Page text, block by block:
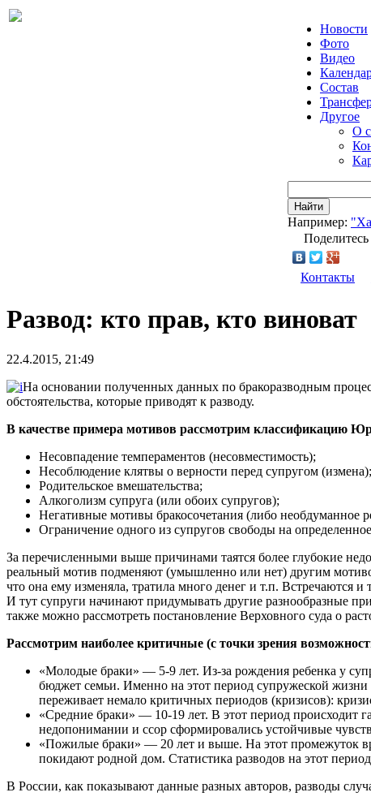
Новости
Фото
Видео
Состав
Другое
О
Найти
Например:
Контакты
Развод: кто прав, кто виноват
22.4.2015, 21:49
На основании полученных данных по бракоразводным
обстоятельства, которые приводят к разводу.
В качестве примера мотивов рассмотрим классификацию
Несовпадение темпераментов (несовместимость);
Несоблюдение клятвы о верности перед супругом (измена);
Родительское вмешательства;
Алкоголизм супруга (или обоих супругов);
Негативные мотивы бракосочетания (либо необдуманное
Ограничение одного из супругов свободы на
За перечисленными выше причинами таятся более глубокие
реальный мотив подменяют (умышленно или нет) другим
что она ему изменяла, тратила много денег и т.п. Встречаются
И тут супруги начинают придумывать другие разнообразные
также можно рассмотреть постановление Верховного суда о
Рассмотрим наиболее критичные (с точки зрения
«Молодые браки» — 5-9 лет. Из-за рождения ребенка у
бюджет семьи. Именно на этот период супружеской жизни
переживает немало критичных периодов (кризисов):
«Средние браки» — 10-19 лет. В этот период происходит
недопонимании и ссор сформировались устойчивые
«Пожилые браки» — 20 лет и выше. На этот промежуток
покидают родной дом. Статистика разводов на этот
В России, как показывают данные разных авторов, разводы